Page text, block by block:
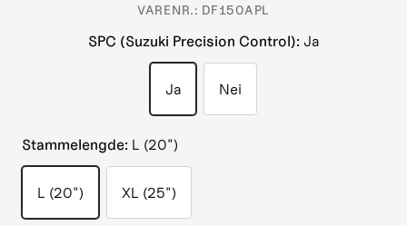
VARENR.: DF150APL
SPC (Suzuki Precision Control): Ja
Ja Nei
Stammelengde: L (20")
L (20") XL (25")